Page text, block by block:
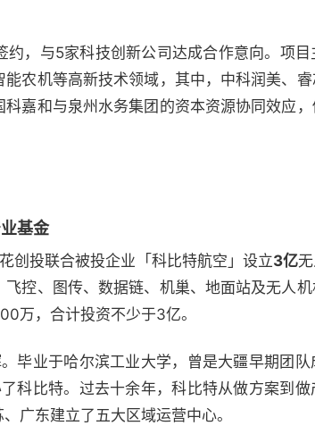
，与5家科技创新公司达成合作意向。项
农机等高新技术领域，其中，中科润美、
嘉和与泉州水务集团的资本资源协同效应
基金
创投联合被投企业「科比特航空」设立3亿
控、图传、数据链、机巢、地面站及无人
万，合计投资不少于3亿。
毕业于哈尔滨工业大学，曾是大疆早期团
科比特。过去十余年，科比特从做方案到
广东建立了五大区域运营中心。